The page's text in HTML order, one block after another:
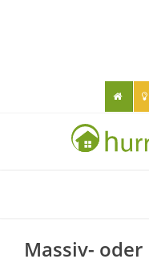
Massiv-